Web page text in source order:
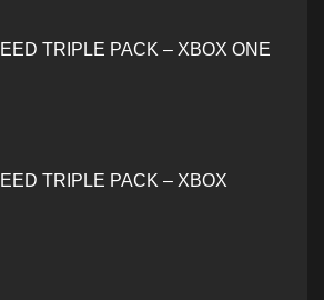
TRIPLE PACK – XBOX ONE
TRIPLE PACK – XBOX